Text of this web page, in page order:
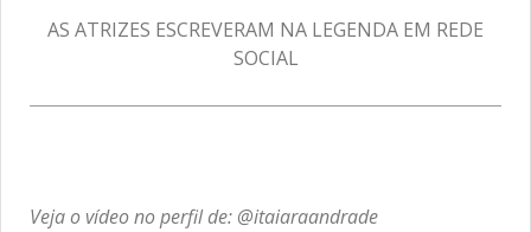
AS ATRIZES ESCREVERAM NA LEGENDA EM REDE
SOCIAL
Veja o vídeo no perfil de: @itaiaraandrade